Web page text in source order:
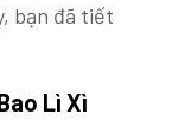
bạn đã tiết
Lì Xì